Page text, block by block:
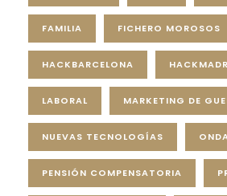
FAMILIA FICHERO MOROSOS
HACKBARCELONA
LABORAL MARKETING DE
NUEVAS TECNOLOGÍAS
PENSIÓN COMPENSATORIA